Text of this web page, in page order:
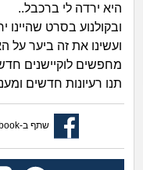
היא ירדה לי ברכבל..
ובקולנוע בסרט שהיינו
ועשינו את זה ביער על
מחפשים לוקיישנים
תנו רעיונות חדשים
שתף ב-Facebook